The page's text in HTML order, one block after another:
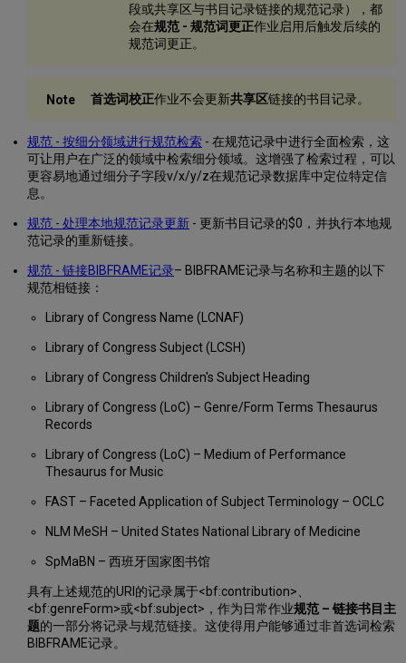
制
共
区
规
范
到
您
的
本
地
规
数
库。
在
元
据
编
器
中
理
记
录
使
用
段或共享区与书目记录链接的规范记录），都
会在规范 - 规范词更正作业启用后触发后续的
规范词更正。
首选词校正作业不会更新共享区链接的书目记录。
规范 - 按细分领域进行规范检索- 在规范记录中进行全面检索，这
可让用户在广泛的领域中检索细分领域。这增强了检索过程，可以
更容易地通过细分子字段v/x/y/z在规范记录数据库中定位特定信
息。
规范 - 处理本地规范记录更新- 更新书目记录的$0，并执行本地规
范记录的重新链接。
规范 - 链接BIBFRAME记录– BIBFRAME记录与名称和主题的以下
规范相链接：
Library of Congress Name (LCNAF)
Library of Congress Subject (LCSH)
Library of Congress Children's Subject Heading
Library of Congress (LoC) – Genre/Form Terms Thesaurus
Records
Library of Congress (LoC) – Medium of Performance
Thesaurus for Music
FAST – Faceted Application of Subject Terminology – OCLC
NLM MeSH – United States National Library of Medicine
SpMaBN – 西班牙国家图书馆
具有上述规范的URI的记录属于<bf:contribution>、
<bf:genreForm>或<bf:subject>，作为日常作业规范 – 链接书目主
题的一部分将记录与规范链接。这使得用户能够通过非首选词检索
BIBFRAME记录。